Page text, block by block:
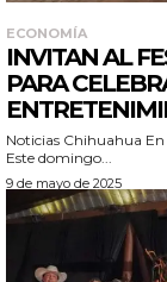
ECONOMÍA
INVITAN AL
PARA
Noticias Chihuahua En la Ex Hacienda San José del Torreón este 11 de mayo
Este domingo...
9 de mayo de 2025